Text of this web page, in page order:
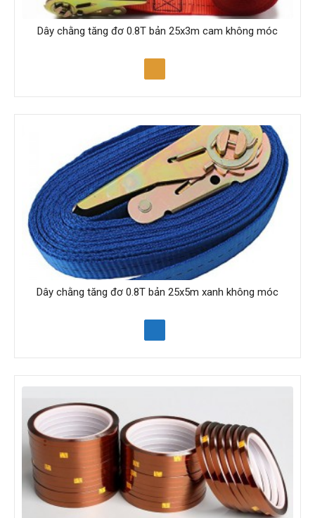
Dây chằng tăng đơ 0.8T bản 25x3m cam không móc
Dây chằng tăng đơ 0.8T bản 25x5m xanh không móc